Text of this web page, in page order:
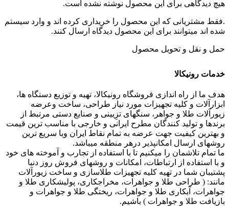
هیچ دیدگاهی برای این محصول نوشته نشده است.
.فقط مشتریانی که این محصول را خریداری کرده اند و وارد سیستم
شده اند میتوانند برای این محصول دیدگاه ارسال کنند.
حمل و نقل و تحویل محصول
خدمات رونیکالا
هدف ما از راه اندازی فروشگاه رونیکالا، تهیه و توزیع دستگاه ها،
ابزارآلات و کلیه تجهیزات مورد نیاز طراحی، ساخت وعرضه
زیورآلات طلا و جواهر، سنگهای تزِیینی و صنایع دستی مرتبط از
برندها و تولید کنندگان مطرح ایرانی و خارجی با مناسب ترین قیمت
و بهترین کیفیت جهت عرضه به تمام نقاط ایران وبا سریع ترین
روشهای ارسال امکانپذیر درهر منطقه میباشد.
ما تمام تلاشمان را میکنیم تا با استفاده از تجارب و آموخته های خود
و با استفاده از ارتباطات، امکانات و روشهای فروش روز دنیا
پشتیبان شما در تهیه کلیه تجهیزات طلاسازی و ساخت زیورآلات
مانند: ( طراحی طلا و جواهرات، مخراجکاری، پولیشکاری طلا و
جواهرات، آبکاری طلا و جواهرات، ریختگی طلا و جواهرات و
بازیافت طلا و جواهرات ) باشیم.